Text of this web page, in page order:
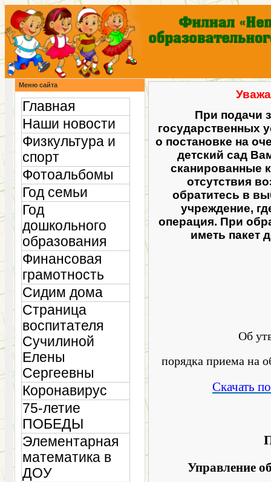
Меню сайта
Главная
Наши новости
Физкультура и
спорт
Фотоальбомы
Год семьи
Год
дошкольного
образования
Финансовая
грамотность
Сидим дома
Страница
воспитателя
Сучилиной
Елены
Сергеевны
Коронавирус
75-летие
ПОБЕДЫ
Элементарная
математика в
ДОУ
При подачи
государственных
о постановке на
детский сад
сканированные
отсутствия
обратитесь в
учреждение,
операция. При
иметь пакет
Об
порядка приема на
Скачать
Управление